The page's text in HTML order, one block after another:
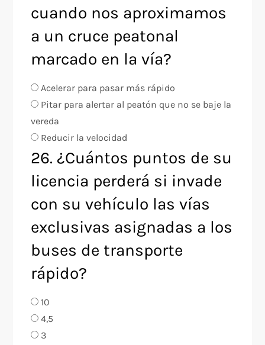
cuando nos aproximamos
a un cruce peatonal
marcado en la vía?
Acelerar para pasar más rápido
Pitar para alertar al peatón que no se baje la
vereda
Reducir la velocidad
26. ¿Cuántos puntos de su
licencia perderá si invade
con su vehículo las vías
exclusivas asignadas a los
buses de transporte
rápido?
10
4,5
3